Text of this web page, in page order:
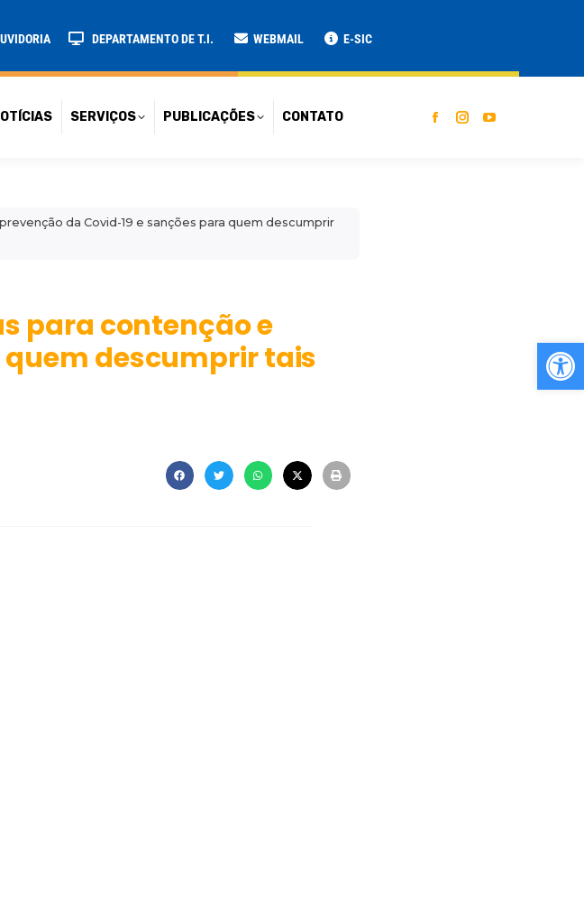
DEPARTAMENTO DE T.I. WEBMAIL E-SIC
SERVIÇOS PUBLICAÇÕES CONTATO
da Covid-19 e sanções para quem descumprir
para contenção e
quem descumprir tais